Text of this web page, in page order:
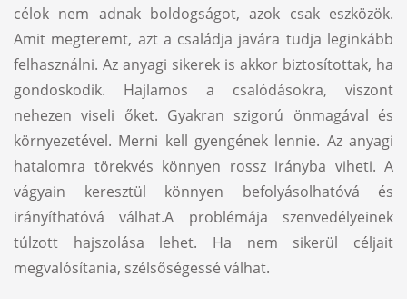
célok nem adnak boldogságot, azok csak eszközök.
Amit megteremt, azt a családja javára tudja leginkább
felhasználni. Az anyagi sikerek is akkor biztosítottak, ha
gondoskodik. Hajlamos a csalódásokra, viszont
nehezen viseli őket. Gyakran szigorú önmagával és
környezetével. Merni kell gyengének lennie. Az anyagi
hatalomra törekvés könnyen rossz irányba viheti. A
vágyain keresztül könnyen befolyásolhatóvá és
irányíthatóvá válhat.A problémája szenvedélyeinek
túlzott hajszolása lehet. Ha nem sikerül céljait
megvalósítania, szélsőségessé válhat.